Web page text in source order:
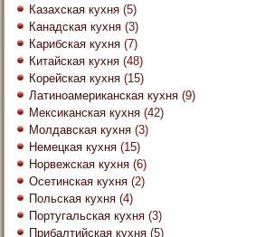
Казахская кухня (5)
Канадская кухня (3)
Карибская кухня (7)
Китайская кухня (48)
Корейская кухня (15)
Латиноамериканская кухня (9)
Мексиканская кухня (42)
Молдавская кухня (3)
Немецкая кухня (15)
Норвежская кухня (6)
Осетинская кухня (2)
Польская кухня (4)
Португальская кухня (3)
Прибалтийская кухня (5)